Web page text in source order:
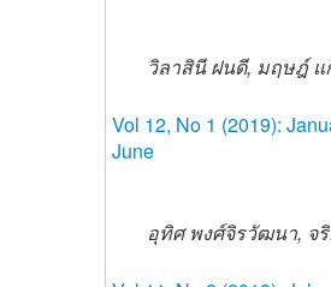
วิลาสินี ฝนดี, มฤษฎ์
Vol 12, No 1 (2019):
June
อุทิศ พงศ์จิรวัฒนา, จ